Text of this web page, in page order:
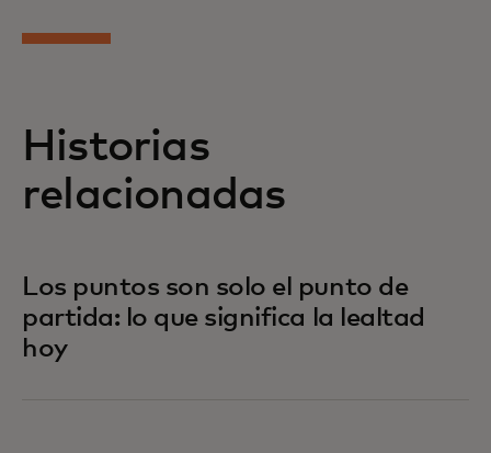
Historias
relacionadas
Los puntos son solo el punto de
partida: lo que significa la lealtad
hoy